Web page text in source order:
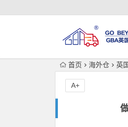
首页 海外仓 英
A+